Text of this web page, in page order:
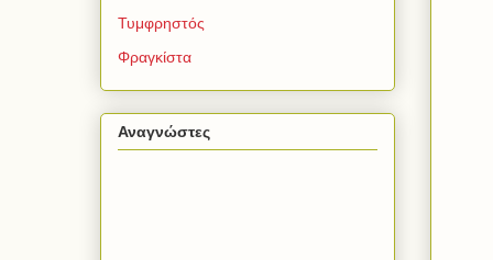
Τυμφρηστός
Φραγκίστα
Αναγνώστες